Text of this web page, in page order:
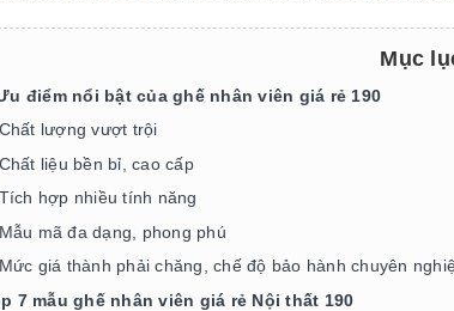
Mục
điểm nổi bật của ghế nhân viên giá rẻ 190
Chất lượng vượt trội
Chất liệu bền bỉ, cao cấp
Tích hợp nhiều tính năng
Mẫu mã đa dạng, phong phú
Mức giá thành phải chăng, chế độ bảo hành chuyên
7 mẫu ghế nhân viên giá rẻ Nội thất 190